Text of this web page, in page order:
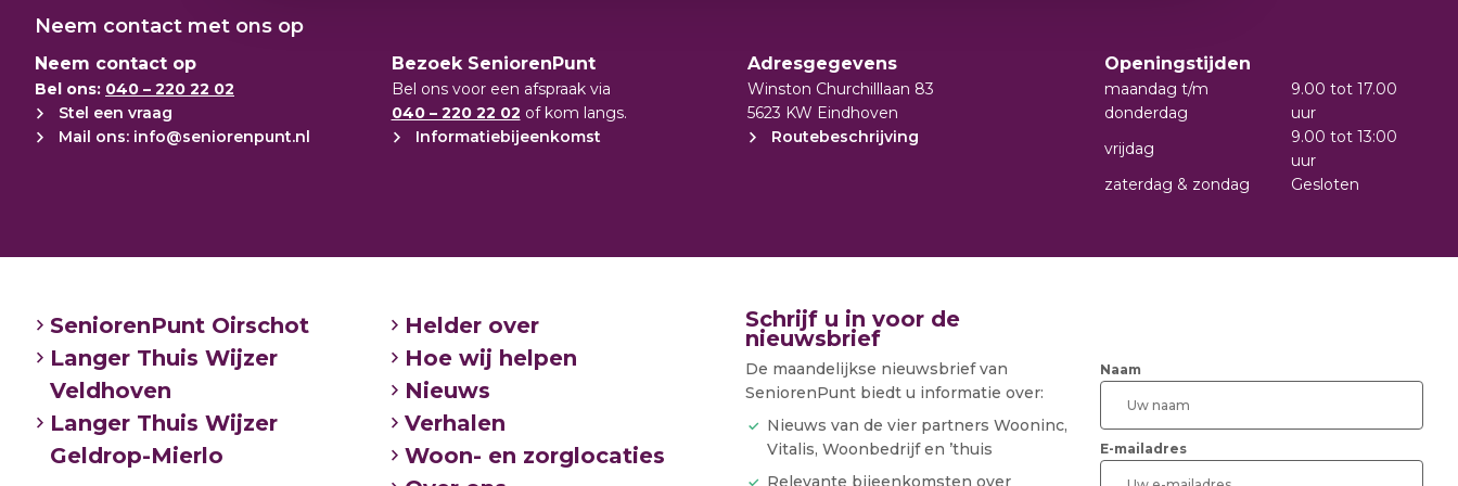
Neem contact met ons op
Neem contact op
Bel ons: 040 – 220 22 02
Stel een vraag
Mail ons: info@seniorenpunt.nl
Bezoek SeniorenPunt
Bel ons voor een afspraak via
040 – 220 22 02 of kom langs.
Informatiebijeenkomst
Adresgegevens
Winston Churchilllaan 83
5623 KW Eindhoven
Routebeschrijving
Openingstijden
maandag t/m
donderdag
9.00 tot 17.00
uur
vrijdag
9.00 tot 13:00
uur
zaterdag & zondag
Gesloten
SeniorenPunt Oirschot
Langer Thuis Wijzer
Veldhoven
Langer Thuis Wijzer
Geldrop-Mierlo
Helder over
Hoe wij helpen
Nieuws
Verhalen
Woon- en zorglocaties
Schrijf u in voor de
nieuwsbrief
De maandelijkse nieuwsbrief van
SeniorenPunt biedt u informatie over:
Nieuws van de vier partners Wooninc,
Vitalis, Woonbedrijf en ’thuis
Relevante bijeenkomsten over
Naam
E-mailadres